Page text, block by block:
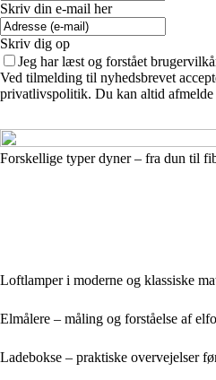
Skriv din e-mail her
Skriv dig op
Jeg har læst og forstået
Ved tilmelding til nyhedsbrevet
privatlivspolitik. Du kan altid afmelde
Forskellige typer dyner – fra dun til
Loftlamper i moderne og klassiske
Elmålere – måling og forståelse af
Ladebokse – praktiske overvejelser